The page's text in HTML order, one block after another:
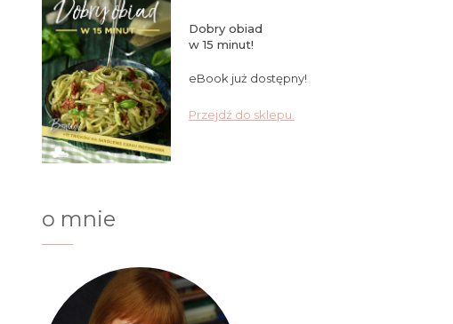
Dobry obiad
w 15 minut!
eBook już dostępny!
Przejdź do sklepu.
o mnie